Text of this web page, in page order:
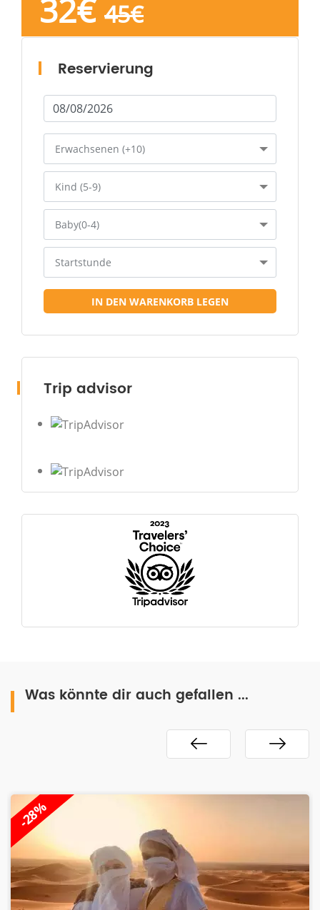
32€ 45€
Reservierung
Erwachsenen (+10)
Kind (5-9)
Baby(0-4)
Startstunde
IN DEN WARENKORB LEGEN
Trip advisor
Was könnte dir auch gefallen ...